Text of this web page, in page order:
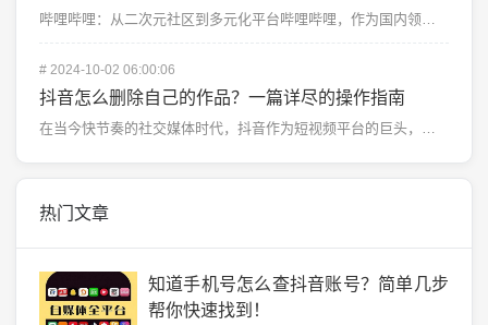
哔哩哔哩：从二次元社区到多元化平台哔哩哔哩，作为国内领先的年轻人文化娱乐社区，起源于一个深耕二次元文...
# 2024-10-02 06:00:06
抖音怎么删除自己的作品？一篇详尽的操作指南
热门文章
知道手机号怎么查抖音账号？简单几步
帮你快速找到！